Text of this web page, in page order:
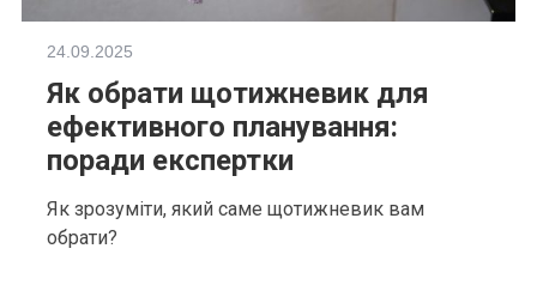
24.09.2025
Як обрати щотижневик для
ефективного планування:
поради експертки
Як зрозуміти, який саме щотижневик вам
обрати?